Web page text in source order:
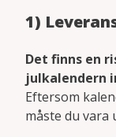
1)
Det finns en
julkalendern
Eftersom
måste du vara